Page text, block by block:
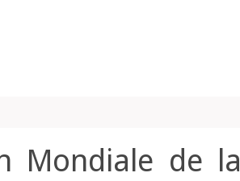
Mondiale de la